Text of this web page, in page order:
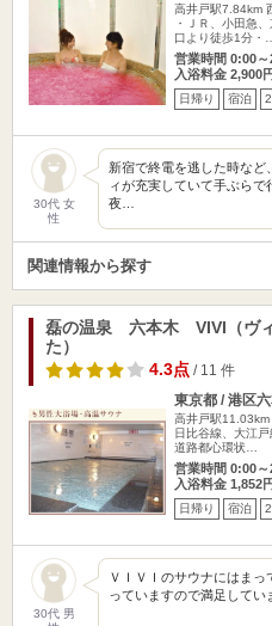
高井戸駅7.84km
・ＪＲ、小田急
口より徒歩1分・…
営業時間 0:00
入浴料金 2,900
日帰り 宿泊
30代 女
性
新宿で終電を逃した時など
ィが充実していて手ぶら
夜…
関連情報から探す
磊の温泉 六本木 VIVI（ヴ
た）
4.3点/ 11 件
東京都 / 港区
高井戸駅11.03km
日比谷線、大江
道路都心環状…
営業時間 0:00
入浴料金 1,852
日帰り 宿泊
30代 男
ＶＩＶＩのサウナにはま
っていますので満足してい